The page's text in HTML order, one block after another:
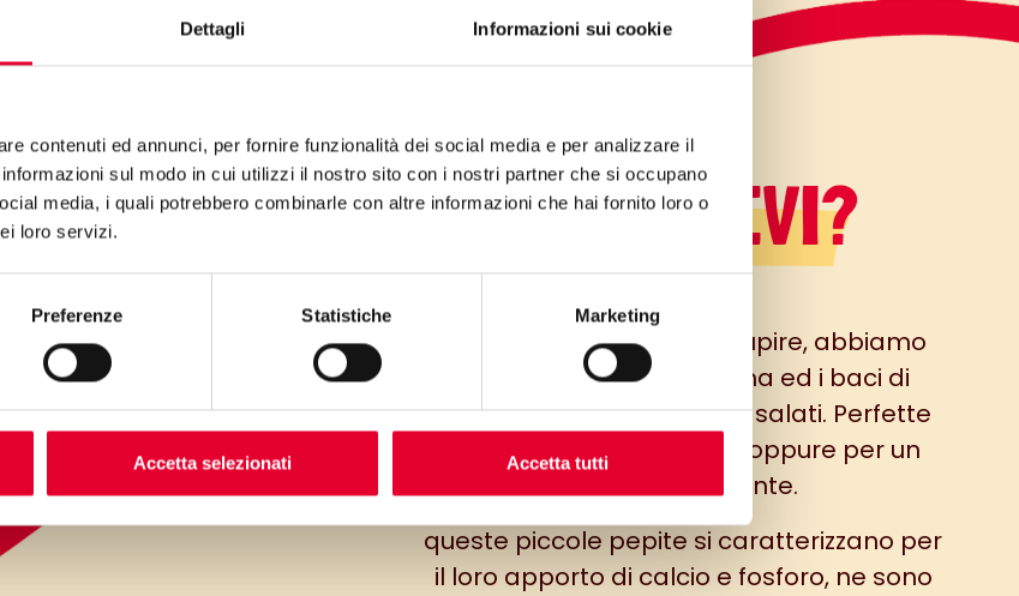
Dettagli Informazioni sui cookie
contenuti ed annunci, per fornire funzionalità dei social media e per analizzare il
sul modo in cui utilizzi il nostro sito con i nostri partner che si occupano
media, i quali potrebbero combinarle con altre informazioni che hai fornito loro o
loro servizi.
Preferenze Statistiche Marketing
Accetta selezionati Accetta tutti
LO SAPEVI?
in cucina è importante stupire, abbiamo
stravolta il pentagramma ed i baci di
dama sono diventati baci salati. Perfette
per una merenda insoliti oppure per un
aperitivo elegante.
queste piccole pepite si caratterizzano per
il loro apporto di calcio e fosforo, ne sono